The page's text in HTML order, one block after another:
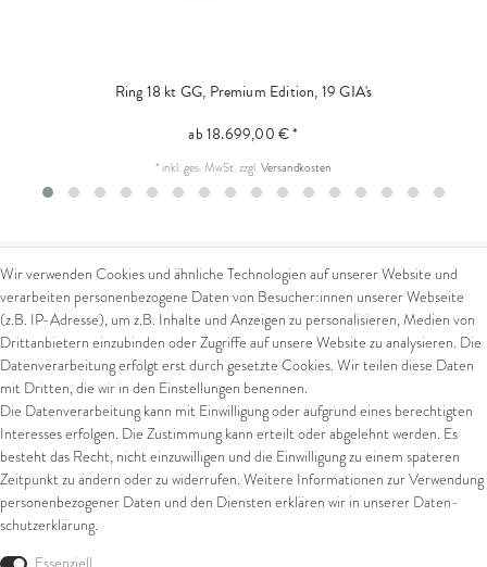
Ring 18 kt GG, Premium Edition, 19 GIA's
ab 18.699,00 € *
* inkl. ges. MwSt.zzgl.Versandkosten
Kontakt
Kontaktformular
Arena in Arte GmbH
Marktgasse 2,
8600 Dübendorf
Tel: +41 44 821 60 40
E-Mail:info@goldschmiede-
arena.com
Rechtliches
AGB
Impressum
Datenschutz
Widerrufsrecht
Zahlung und Versand
Widerrufsformular
Wir verwenden Cookies und ähnliche Technologien auf unserer Website und
verarbeiten personenbezogene Daten von Besucher:innen unserer Webseite
(z.B. IP-Adresse), um z.B. Inhalte und Anzeigen zu personalisieren, Medien von
Drittanbietern einzubinden oder Zugriffe auf unsere Website zu analysieren. Die
Datenverarbeitung erfolgt erst durch gesetzte Cookies. Wir teilen diese Daten
mit Dritten, die wir in den Einstellungen benennen.
Die Datenverarbeitung kann mit Einwilligung oder aufgrund eines berechtigten
Interesses erfolgen. Die Zustimmung kann erteilt oder abgelehnt werden. Es
besteht das Recht, nicht einzuwilligen und die Einwilligung zu einem späteren
Zeitpunkt zu ändern oder zu widerrufen. Weitere Informationen zur Verwendung
personenbezogener Daten und den Diensten erklären wir in unserer Daten­
schutz­erklärung.